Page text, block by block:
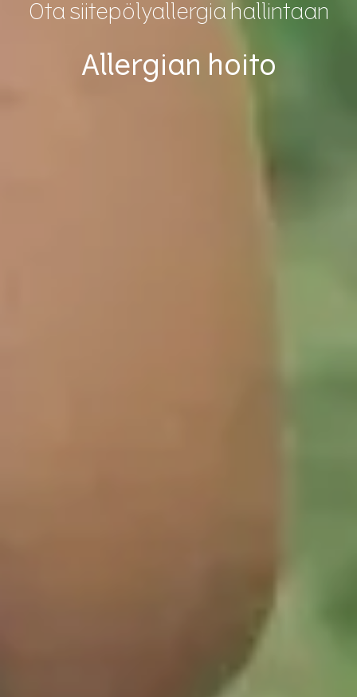
Ota siitepölyallergia hallintaan
Allergian hoito